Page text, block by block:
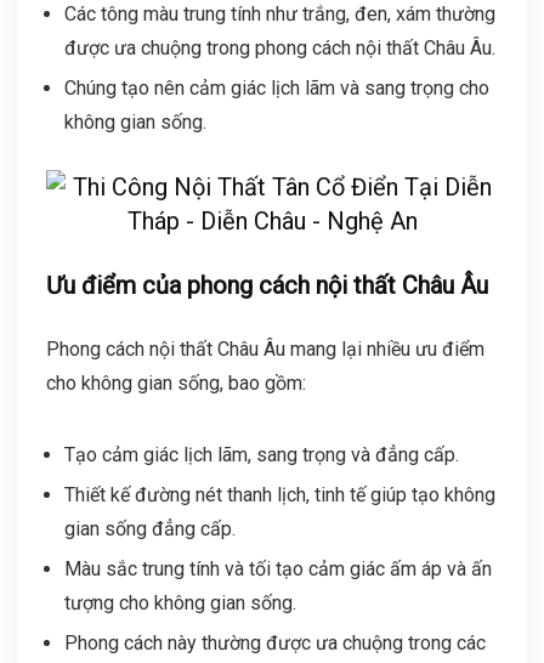
Các tông màu trung tính như trắng, đen, xám thường
được ưa chuộng trong phong cách nội thất Châu Âu.
Chúng tạo nên cảm giác lịch lãm và sang trọng cho
không gian sống.
Ưu điểm của phong cách nội thất Châu Âu
Phong cách nội thất Châu Âu mang lại nhiều ưu điểm
cho không gian sống, bao gồm:
Tạo cảm giác lịch lãm, sang trọng và đẳng cấp.
Thiết kế đường nét thanh lịch, tinh tế giúp tạo không
gian sống đẳng cấp.
Màu sắc trung tính và tối tạo cảm giác ấm áp và ấn
tượng cho không gian sống.
Phong cách này thường được ưa chuộng trong các